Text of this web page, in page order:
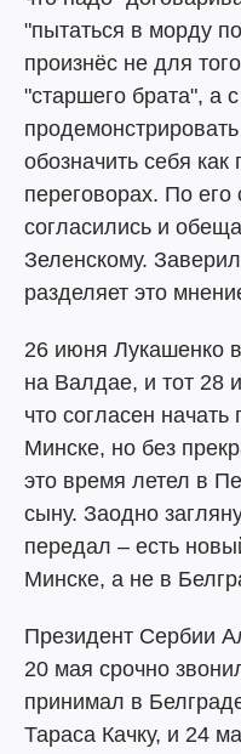
"пытаться в морду
произнёс не для
"старшего брата", а
обозначить себя
переговорах. По
согласились и
Зеленскому.
разделяет это
26 июня Лукашенко
на Валдае, и тот 28
что согласен
Минске, но без
это время летел в
сыну. Заодно
передал – есть
Минске, а не в
Президент Сербии
20 мая срочно
принимал в
Тараса Качку, и 24